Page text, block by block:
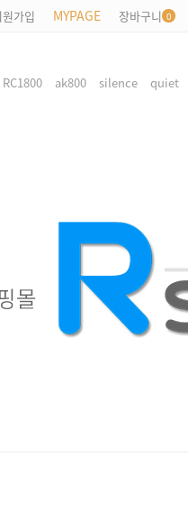
가입 MYPAGE 장바구니
RC1800 ak800 silence quiet